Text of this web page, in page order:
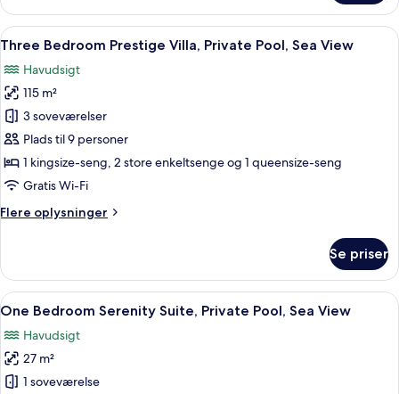
Bedroom
Presidential
Spa
Private
Pool,
Sea
View
Indlæs
alle
billeder
af
Three
Bedroom
Prestige
Villa,
Pool,
Et hotelværelse med en stor seng,
7
Three Bedroom Prestige Villa, Private Pool, Sea View
Havudsigt
115 m²
3 soveværelser
Plads til 9 personer
1 kingsize-seng, 2 store enkeltsenge og 1 queensize-seng
Gratis Wi-Fi
Flere oplysninger
Flere
Bedroom
Prestige
Villa,
Pool,
Sea
View
Se priser
Indlæs
alle
billeder
af
One
Et moderne hotelværelse med en
5
One Bedroom Serenity Suite, Private Pool, Sea View
Havudsigt
27 m²
1 soveværelse